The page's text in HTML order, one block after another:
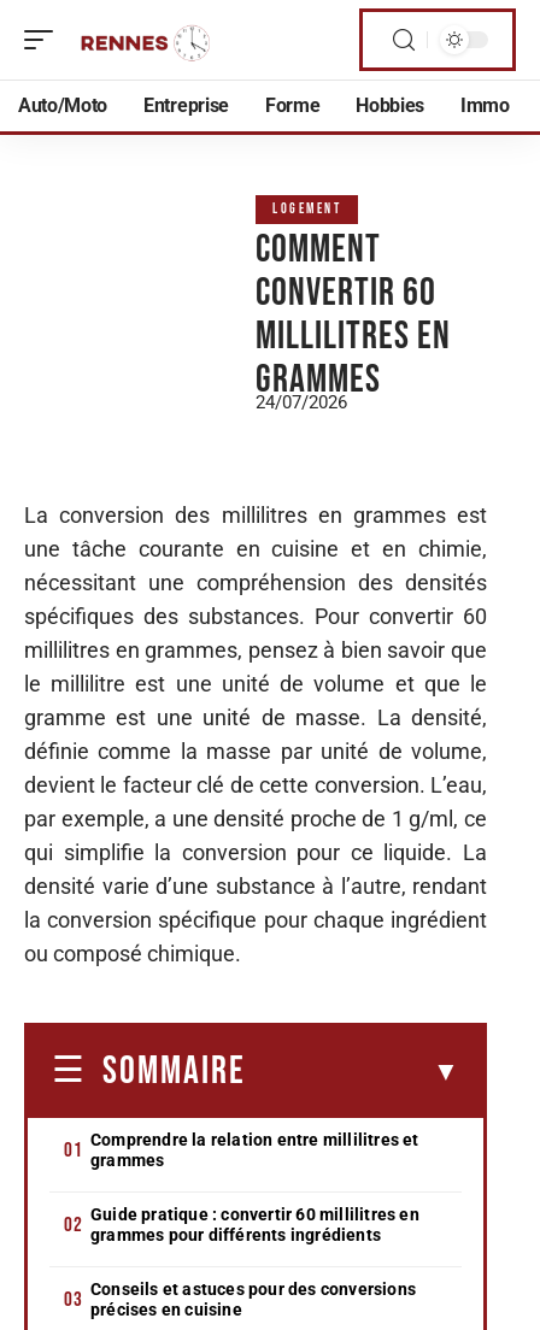
Auto/Moto Entreprise Forme Hobbies Immo
LOGEMENT
Comment
convertir 60
millilitres en
grammes
24/07/2026
La conversion des millilitres en grammes est
une tâche courante en cuisine et en chimie,
nécessitant une compréhension des densités
spécifiques des substances. Pour convertir 60
millilitres en grammes, pensez à bien savoir que
le millilitre est une unité de volume et que le
gramme est une unité de masse. La densité,
définie comme la masse par unité de volume,
devient le facteur clé de cette conversion. L’eau,
par exemple, a une densité proche de 1 g/ml, ce
qui simplifie la conversion pour ce liquide. La
densité varie d’une substance à l’autre, rendant
la conversion spécifique pour chaque ingrédient
ou composé chimique.
SOMMAIRE
Comprendre la relation entre millilitres et
grammes
Guide pratique : convertir 60 millilitres en
grammes pour différents ingrédients
Conseils et astuces pour des conversions
précises en cuisine